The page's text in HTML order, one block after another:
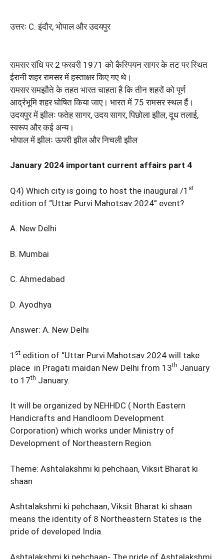
उत्तरः C. इंदौर, भोपाल और उदयपुर
रामसर संधि पर 2 फरवरी 1971 को कैस्पियन सागर के तट पर स्थित
ईरानी शहर रामसर में हस्ताक्षर किए गए थे।
रामसर समझौते के तहत भारत चाहता है कि तीन शहरों को पूर्ण
आर्द्रभूमि शहर घोषित किया जाए। भारत में 75 रामसर स्थल हैं।
उदयपुर में झीलः फतेह सागर, उदय सागर, पिछोला झील, दूध तलाई,
स्वरूप और कई अन्य।
भोपाल में झीलः ऊपरी झील और निचली झील
January 2024 important current affairs part 4
Q4) Which city is going to host the inaugural /1 st
edition of “Uttar Purvi Mahotsav 2024” event?
A. New Delhi
B. Mumbai
C. Ahmedabad
D. Ayodhya
Answer: A. New Delhi
1 st edition of “Uttar Purvi Mahotsav 2024 will take
place in Pragati maidan New Delhi from 13th January
to 17th January.
It will be organized by NEHHDC ( North Eastern
Handicrafts and Handloom Development
Corporation) which works under Ministry of
Development of Northeastern Region.
Theme: Ashtalakshmi ki pehchaan, Viksit Bharat ki
shaan
Ashtalakshmi ki pehchaan, Viksit Bharat ki shaan
means the identity of 8 Northeastern States is the
pride of developed India.
Ashtalakshmi ki pehchaan- The pride of Ashtalakshmi